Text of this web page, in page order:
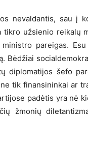
nevaldantis, sau į
tikro užsienio reikalų
pareigas.
Bėdžiai
diplomatijos šefo
tik finansininkai ar
padėtis yra nė
žmonių